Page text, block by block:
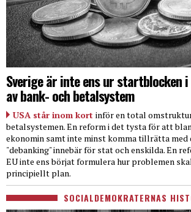
Sverige är inte ens ur startblocken
av bank- och betalsystem
USA står inom kort inför en total
betalsystemen. En reform i det tysta för att
ekonomin samt inte minst komma tillrätta med
"debanking" innebär för stat och enskilda. En
EU inte ens börjat formulera hur problemen
principiellt plan.
SOCIALDEMOKRATERNAS